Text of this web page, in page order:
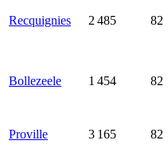
Recquignies 2 485 82
Bollezeele 1 454 82
Proville 3 165 82